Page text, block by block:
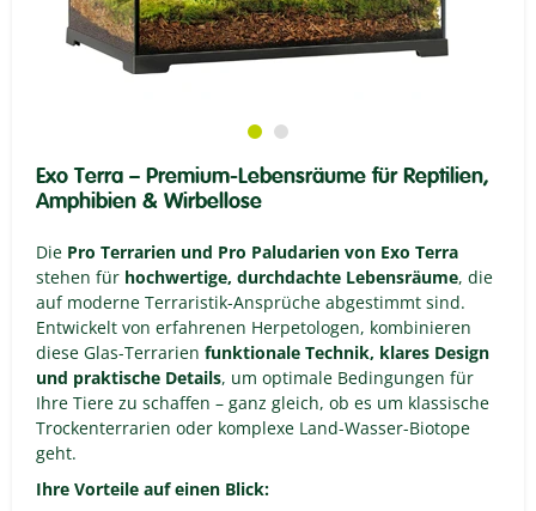
Exo Terra – Premium-Lebensräume für Reptilien,
Amphibien & Wirbellose
Die Pro Terrarien und Pro Paludarien von Exo Terra
stehen für hochwertige, durchdachte Lebensräume, die
auf moderne Terraristik-Ansprüche abgestimmt sind.
Entwickelt von erfahrenen Herpetologen, kombinieren
diese Glas-Terrarien funktionale Technik, klares Design
und praktische Details, um optimale Bedingungen für
Ihre Tiere zu schaffen – ganz gleich, ob es um klassische
Trockenterrarien oder komplexe Land-Wasser-Biotope
geht.
Ihre Vorteile auf einen Blick: